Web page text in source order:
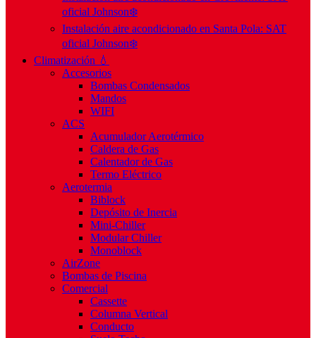
oficial Johnson❄️
Instalación aire acondicionado en Santa Pola: SAT
oficial Johnson❄️
Climatización 💧
Accesorios
Bombas Condensados
Mandos
WIFI
ACS
Acumulador Aerotérmico
Caldera de Gas
Calentador de Gas
Termo Eléctrico
Aerotermia
Biblock
Depósito de Inercia
Mini-Chiller
Modular Chiller
Monoblock
AirZone
Bombas de Piscina
Comercial
Cassette
Columna Vertical
Conducto